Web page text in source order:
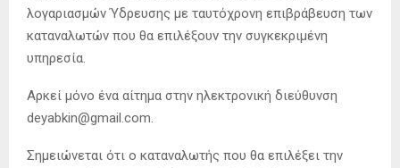
λογαριασμών Ύδρευσης με ταυτόχρονη επιβράβευση των
καταναλωτών που θα επιλέξουν την συγκεκριμένη
υπηρεσία.
Αρκεί μόνο ένα αίτημα στην ηλεκτρονική διεύθυνση
deyabkin@gmail.com.
Σημειώνεται ότι ο καταναλωτής που θα επιλέξει την